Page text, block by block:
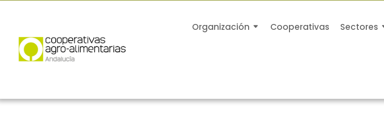
Organización Cooperativas Sectores